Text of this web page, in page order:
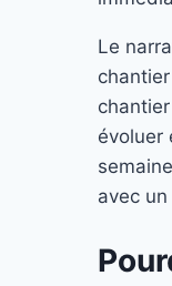
Le
évoluer
avec